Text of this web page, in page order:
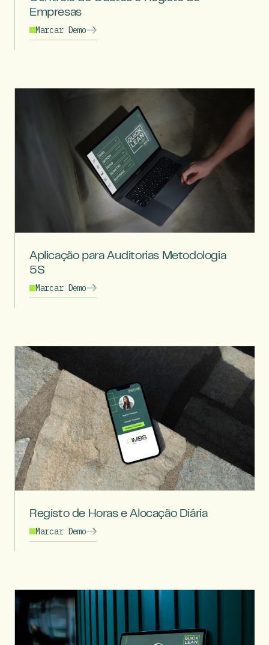
Empresas
Marcar Demo
Aplicação para Auditorias Metodologia
5S
Marcar Demo
Registo de Horas e Alocação Diária
Marcar Demo